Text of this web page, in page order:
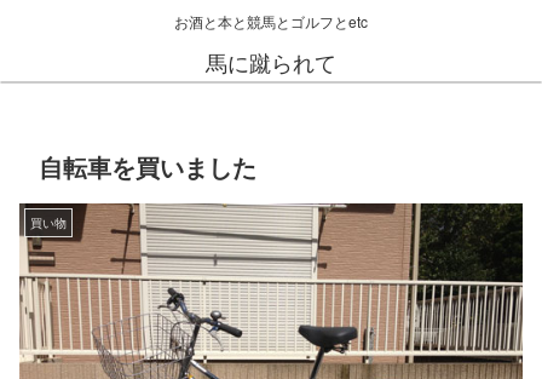
お酒と本と競馬とゴルフとetc
馬に蹴られて
自転車を買いました
買い物